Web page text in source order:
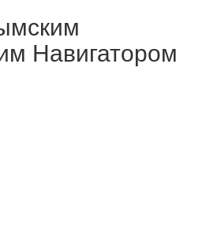
Навигатором